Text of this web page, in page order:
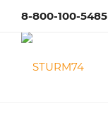
8-800-100-5485